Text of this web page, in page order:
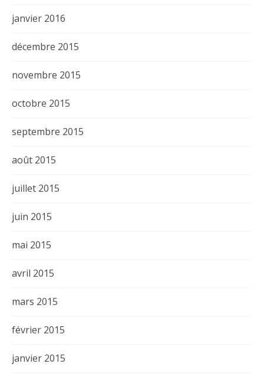
janvier 2016
décembre 2015
novembre 2015
octobre 2015
septembre 2015
août 2015
juillet 2015
juin 2015
mai 2015
avril 2015
mars 2015
février 2015
janvier 2015